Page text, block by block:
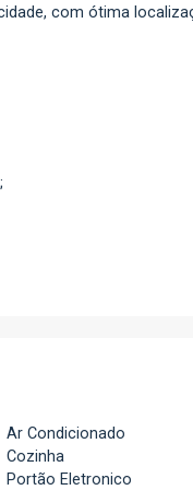
com ótima
Ar Condicionado
Cozinha
Portão Eletronico